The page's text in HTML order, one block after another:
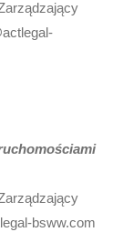
bsww.com